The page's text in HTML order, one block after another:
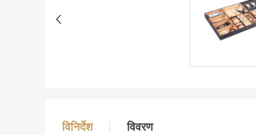
विनिर्देश विवरण